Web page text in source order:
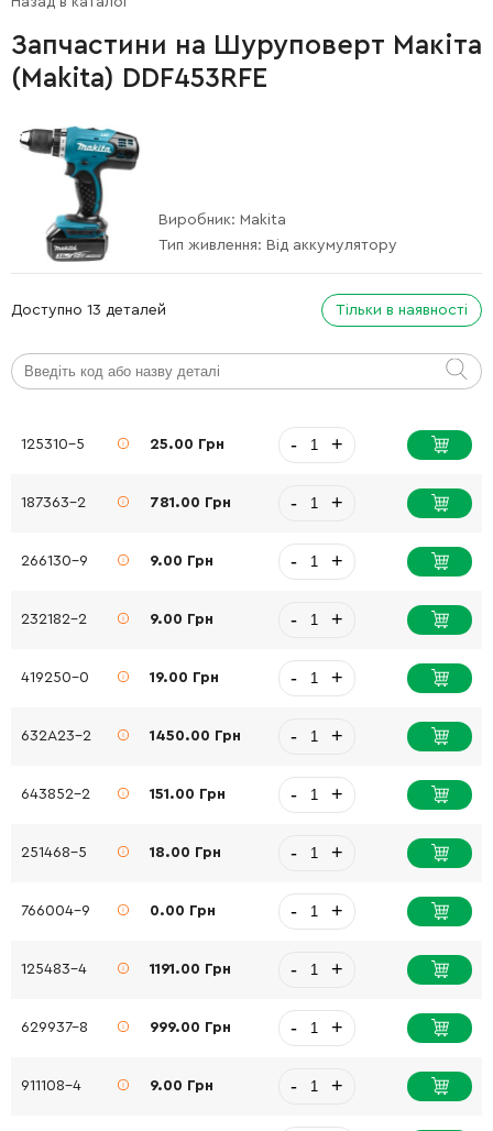
Запчастини на Шуруповерт Макіта
(Makita) DDF453RFE
Виробник: Makita
Тип живлення: Від аккумулятору
Доступно 13 деталей Тільки в наявності
125310-5 25.00 Грн - +
187363-2 781.00 Грн - +
266130-9 9.00 Грн - +
232182-2 9.00 Грн - +
419250-0 19.00 Грн - +
632A23-2 1450.00 Грн - +
643852-2 151.00 Грн - +
251468-5 18.00 Грн - +
766004-9 0.00 Грн - +
125483-4 1191.00 Грн - +
629937-8 999.00 Грн - +
911108-4 9.00 Грн - +